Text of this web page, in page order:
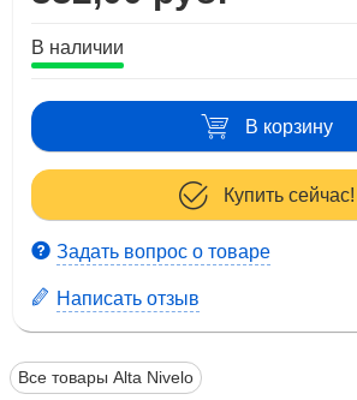
В наличии
В корзину
Купить сейчас!
Задать вопрос о товаре
Написать отзыв
Все товары Alta Nivelo